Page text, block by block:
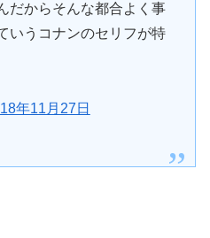
だからそんな都合よく事
いうコナンのセリフが特
年11月27日